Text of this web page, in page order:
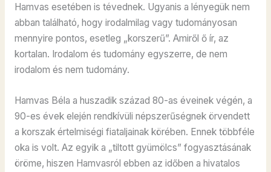
Hamvas esetében is tévednek. Ugyanis a lényegük nem
abban található, hogy irodalmilag vagy tudományosan
mennyire pontos, esetleg „korszerű”. Amiről ő ír, az
kortalan. Irodalom és tudomány egyszerre, de nem
irodalom és nem tudomány.
Hamvas Béla a huszadik század 80-as éveinek végén, a
90-es évek elején rendkívüli népszerűségnek örvendett
a korszak értelmiségi fiataljainak körében. Ennek többféle
oka is volt. Az egyik a „tiltott gyümölcs” fogyasztásának
öröme, hiszen Hamvasról ebben az időben a hivatalos